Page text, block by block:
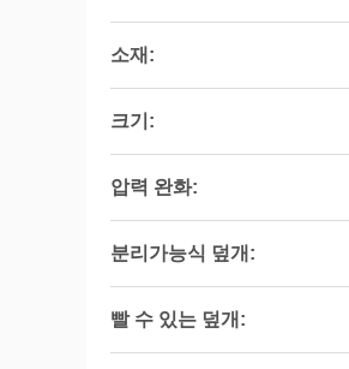
소재:
크기:
압력 완화:
분리가능식 덮개:
빨 수 있는 덮개: